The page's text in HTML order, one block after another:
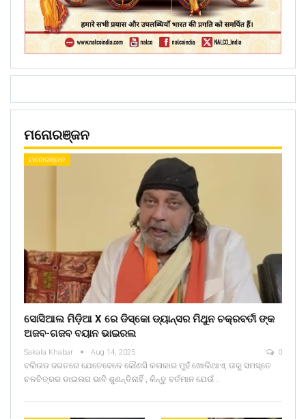
ମନୋରଞ୍ଜନ
ମନୋରଞ୍ଜନ
ସୋସିଆଲ ମିଡ଼ିଆ X ରେ ଡିସ୍କୋ ଡ୍ୟାନ୍ସର ମିଥୁନ ଚକ୍ରବର୍ତୀ ଙ୍କ
ଅଜବ-ଗଜବ ବୟାନ ଭାଇରଲ
Sakala Khabar Aug 14, 2025 0
ବଲିଉଡ ଜଗତରେ ଯେତେବେଳେ କୌଣସି କଳାକାର ମୁହଁ ଖୋଲିଥାଏ, ତାକୁ ସମସ୍ତେ
ଚଳଚିତ୍ରର ଡାଇଲଗ ଭାବି ଶୁଣନ୍ତିନାହିଁ , କିନ୍ତୁ ବର୍ତମାନ ଯେଉଁ…